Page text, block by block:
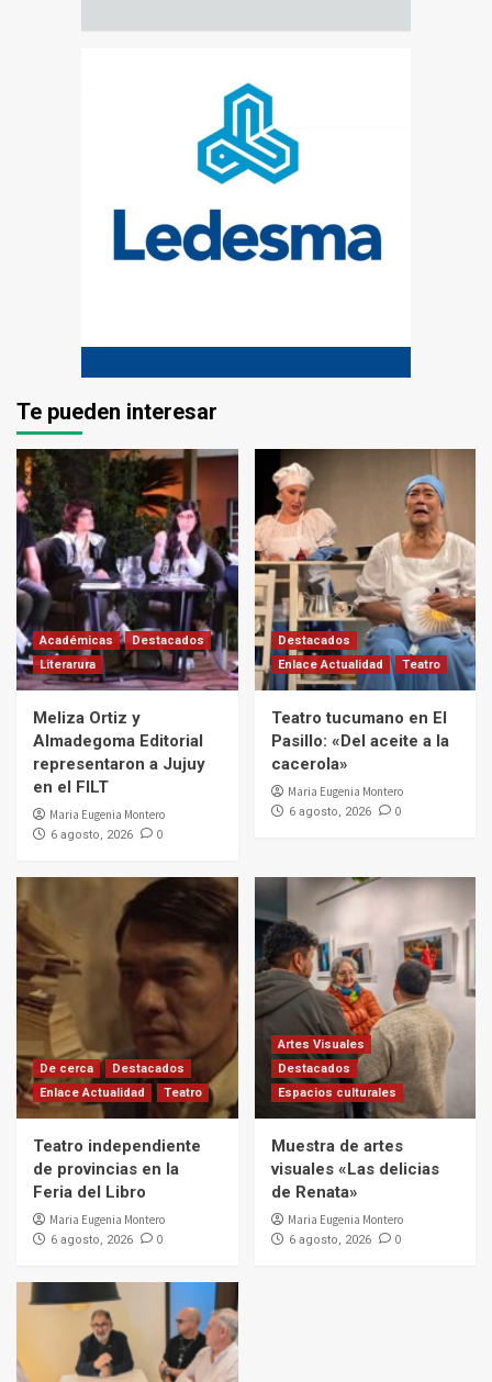
Te pueden interesar
Académicas
Destacados
Literarura
Meliza Ortiz y
Almadegoma Editorial
representaron a Jujuy
en el FILT
Maria Eugenia Montero
6 agosto, 2026 0
Destacados
Enlace Actualidad
Teatro
Teatro tucumano en El
Pasillo: «Del aceite a la
cacerola»
Maria Eugenia Montero
6 agosto, 2026 0
De cerca
Destacados
Enlace Actualidad
Teatro
Teatro independiente
de provincias en la
Feria del Libro
Maria Eugenia Montero
6 agosto, 2026 0
Artes Visuales
Destacados
Espacios culturales
Muestra de artes
visuales «Las delicias
de Renata»
Maria Eugenia Montero
6 agosto, 2026 0